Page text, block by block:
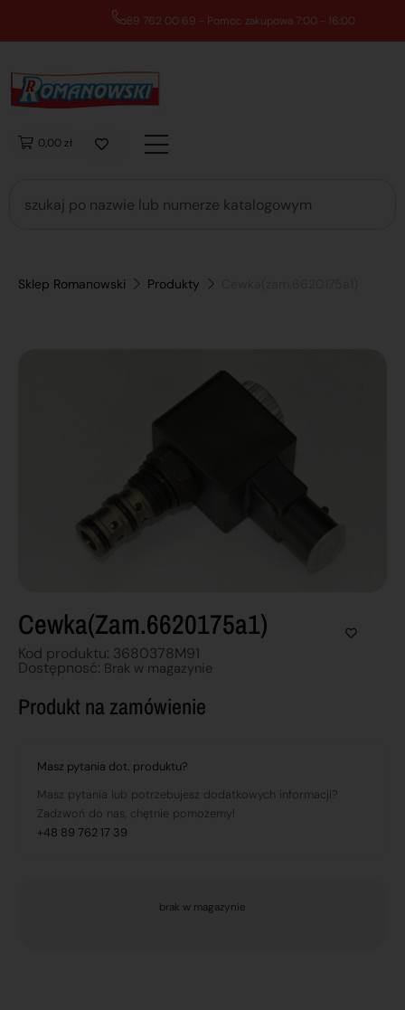
89 762 00 69 - Pomoc zakupowa 7:00 - 16:00
0,00 zł
Sklep Romanowski Produkty
Cewka(zam.6620175a1)
Kod produktu: 3680378M91
Dostępnosć: Brak w magazynie
Produkt na zamówienie
Masz pytania dot. produktu?
Masz pytania lub potrzebujesz dodatkowych informacji?
Zadzwoń do nas, chętnie pomożemy!
+48 89 762 17 39
brak w magazynie